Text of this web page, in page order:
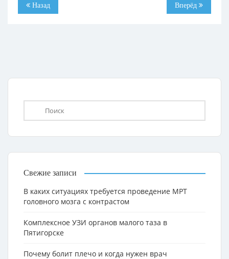
Назад Вперёд
Свежие записи
В каких ситуациях требуется проведение МРТ
головного мозга с контрастом
Комплексное УЗИ органов малого таза в
Пятигорске
Почему болит плечо и когда нужен врач